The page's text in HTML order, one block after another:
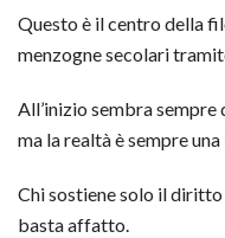
Questo è il centro della
menzogne secolari
All’inizio sembra sempre
ma la realtà è sempre
Chi sostiene solo il diritto
basta affatto.